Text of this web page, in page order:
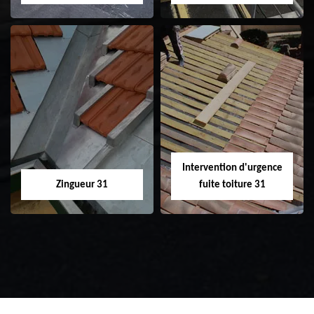
Etanchéité toiture
31
Réparation de
toiture 31
Zingueur 31
Intervention d'urgence
fuite toiture 31